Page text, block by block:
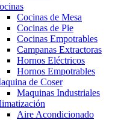
Cocinas de Mesa
Cocinas de Pie
Cocinas Empotrables
Campanas Extractoras
Hornos Eléctricos
Hornos Empotrables
de Coser
Maquinas Industriales
Aire Acondicionado